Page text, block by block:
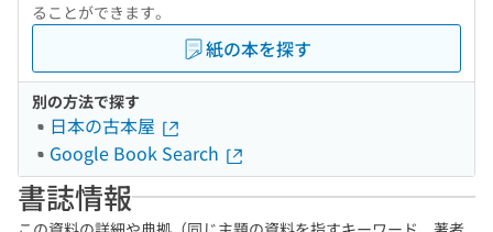
ることができます。
紙の本を探す
別の方法で探す
日本の古本屋
Google Book Search
書誌情報